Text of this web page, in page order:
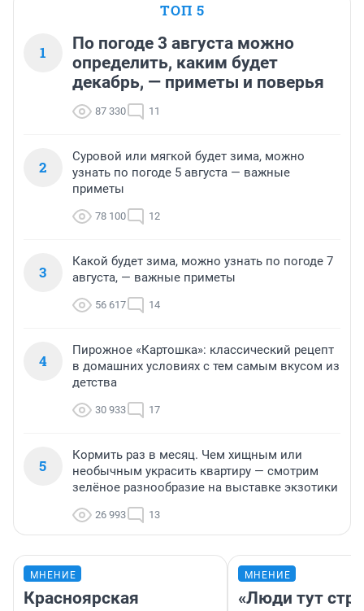
ТОП 5
1
По погоде 3 августа можно
определить, каким будет
декабрь, — приметы и поверья
87 330 11
2
Суровой или мягкой будет зима, можно
узнать по погоде 5 августа — важные
приметы
78 100 12
3
Какой будет зима, можно узнать по погоде 7
августа, — важные приметы
56 617 14
4
Пирожное «Картошка»: классический рецепт
в домашних условиях с тем самым вкусом из
детства
30 933 17
5
Кормить раз в месяц. Чем хищным или
необычным украсить квартиру — смотрим
зелёное разнообразие на выставке экзотики
26 993 13
МНЕНИЕ
Красноярская
МНЕНИЕ
«Люди тут